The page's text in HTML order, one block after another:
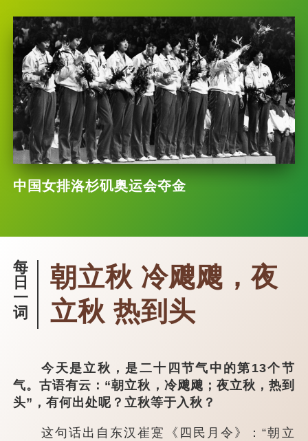
中国女排洛杉矶奥运会夺金
每
日
一
词
朝立秋 冷飕飕，夜
立秋 热到头
今天是立秋，是二十四节气中的第13个节
气。古语有云：“朝立秋，冷飕飕；夜立秋，热到
头”，有何出处呢？立秋等于入秋？
这句话出自东汉崔寔《四民月令》：“朝立